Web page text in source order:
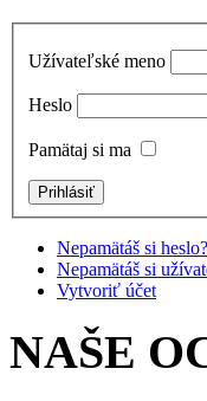
Užívateľské meno
Heslo
Pamätaj si ma
Nepamätáš si heslo?
Nepamätáš si
Vytvoriť účet
NAŠE